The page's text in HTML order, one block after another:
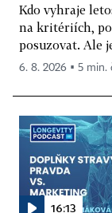
Kdo vyhraje
na kritériích,
posuzovat. Ale
6. 8. 2026 ▪ 5 min.
16:13